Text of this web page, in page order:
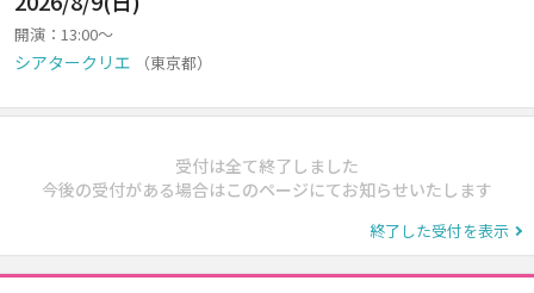
開演：13:00～
シアタークリエ （東京都）
受付は全て終了しました
今後の受付がある場合はこのページにてお知らせいたします
終了した受付を表示